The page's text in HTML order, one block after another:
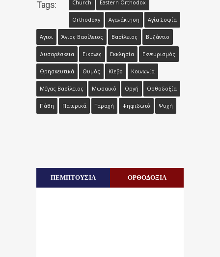
Tags: Church Eastern Orthodox
Orthodoxy Αγανάκτηση Αγία Σοφία
Άγιοι Άγιος Βασίλειος Βασίλειος Βυζάντιο
Δυσαρέσκεια Εικόνες Εκκλησία Εκνευρισμός
Θρησκευτικά Θυμός Κίεβο Κοινωνία
Μέγας Βασίλειος Μωσαϊκό Οργή Ορθοδοξία
Πάθη Πατερικά Ταραχή Ψηφιδωτό Ψυχή
ΠΕΜΠΤΟΥΣΙΑ ΟΡΘΟΔΟΞΙΑ